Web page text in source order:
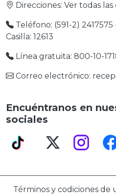
Direcciones: Ver todas
Teléfono: (591-2) 2417575
Casilla: 12613
Línea gratuita: 800-10-
Correo electrónico:
Encuéntranos en
sociales
Términos y codiciones de